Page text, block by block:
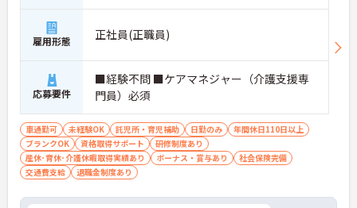
雇用形態 正社員(正職員)
応募要件
■経験不問 ■ケアマネジャー（介護支援専
門員）必須
車通勤可 未経験OK 託児所・育児補助 日勤のみ
年間休日110日以上
ブランクOK
資格取得サポート
研修制度あり
産休･育休･介護休暇取得実績あり
ボーナス・賞与あり
社会保険完備
交通費支給
退職金制度あり